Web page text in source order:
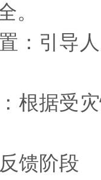
。
引导人
据受灾
馈阶段